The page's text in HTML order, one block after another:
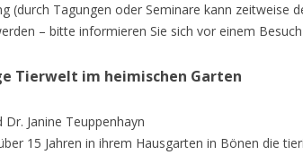
(durch Tagungen oder Seminare kann zeitweise
– bitte informieren Sie sich vor einem
Tierwelt im heimischen Garten
Dr. Janine Teuppenhayn
15 Jahren in ihrem Hausgarten in Bönen die